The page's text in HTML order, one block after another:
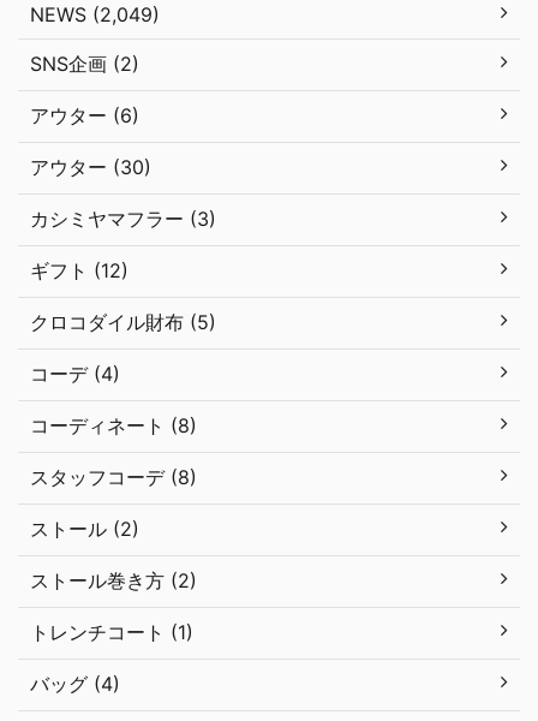
NEWS (2,049)
SNS企画 (2)
アウター (6)
アウター (30)
カシミヤマフラー (3)
ギフト (12)
クロコダイル財布 (5)
コーデ (4)
コーディネート (8)
スタッフコーデ (8)
ストール (2)
ストール巻き方 (2)
トレンチコート (1)
バッグ (4)